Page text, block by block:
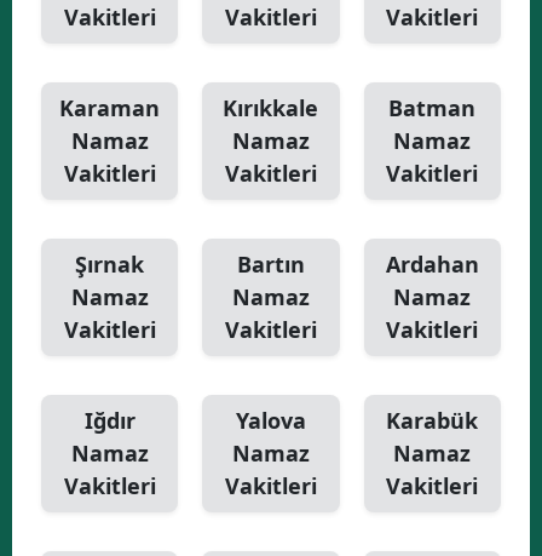
Vakitleri
Vakitleri
Vakitleri
Karaman
Namaz
Vakitleri
Kırıkkale
Namaz
Vakitleri
Batman
Namaz
Vakitleri
Şırnak
Namaz
Vakitleri
Bartın
Namaz
Vakitleri
Ardahan
Namaz
Vakitleri
Iğdır
Namaz
Vakitleri
Yalova
Namaz
Vakitleri
Karabük
Namaz
Vakitleri